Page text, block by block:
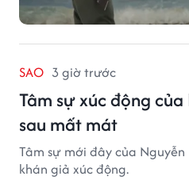
SAO 3 giờ trước
Tâm sự xúc động
sau mất mát
Tâm sự mới đây của Nguyễn
khán giả xúc động.